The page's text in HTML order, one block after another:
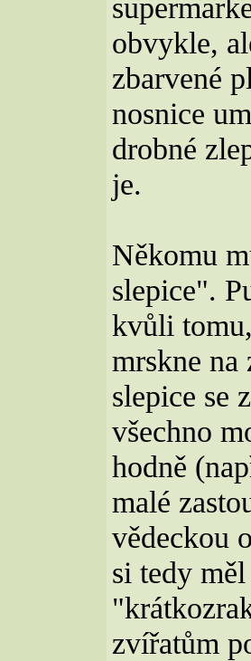
obvykle,
zbarvené
nosnice
drobné
je.
Někomu
slepice".
kvůli
mrskne na
slepice se
všechno
hodně
malé
vědeckou
si tedy
zvířatům